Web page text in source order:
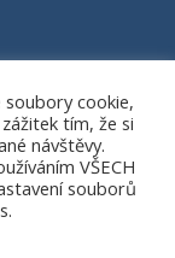
soubory cookie,
tím, že si
návštěvy.
VŠECH
souborů